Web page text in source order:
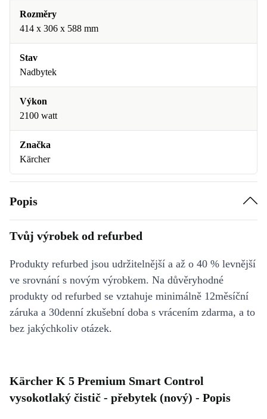
Rozměry
414 x 306 x 588 mm
Stav
Nadbytek
Výkon
2100 watt
Značka
Kärcher
Popis
Tvůj výrobek od refurbed
Produkty refurbed jsou udržitelnější a až o 40 % levnější
ve srovnání s novým výrobkem. Na důvěryhodné
produkty od refurbed se vztahuje minimálně 12měsíční
záruka a 30denní zkušební doba s vrácením zdarma, a to
bez jakýchkoliv otázek.
Kärcher K 5 Premium Smart Control
vysokotlaký čistič - přebytek (nový) - Popis